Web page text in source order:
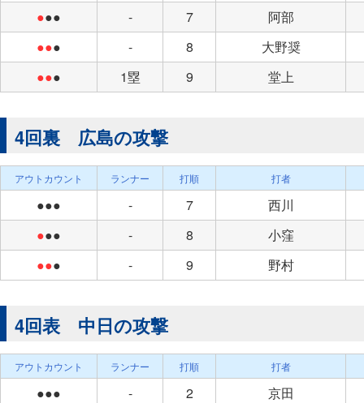
●●● - 7
阿部
●●● - 8
大野奨
●●● 1塁 9 堂上
4回裏 広島の攻撃
アウトカウント ランナー 打順 打者
●●● - 7
西川
●●● - 8
小窪
●●● - 9 野村
4回表 中日の攻撃
アウトカウント ランナー 打順 打者
●●● - 2
京田